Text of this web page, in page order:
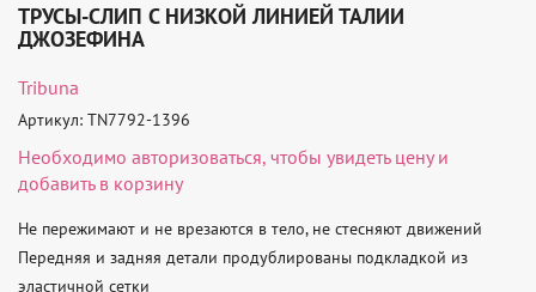
ТРУСЫ-СЛИП С НИЗКОЙ ЛИНИЕЙ ТАЛИИ
ДЖОЗЕФИНА
Tribuna
Артикул: TN7792-1396
Необходимо авторизоваться, чтобы увидеть цену и
добавить в корзину
Не пережимают и не врезаются в тело, не стесняют движений
Передняя и задняя детали продублированы подкладкой из
эластичной сетки